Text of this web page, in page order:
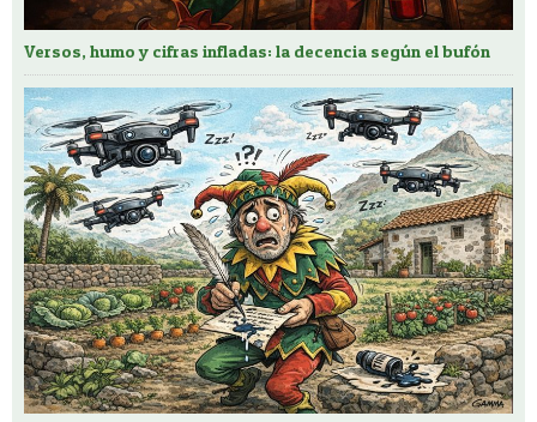
Versos, humo y cifras infladas: la decencia según el bufón